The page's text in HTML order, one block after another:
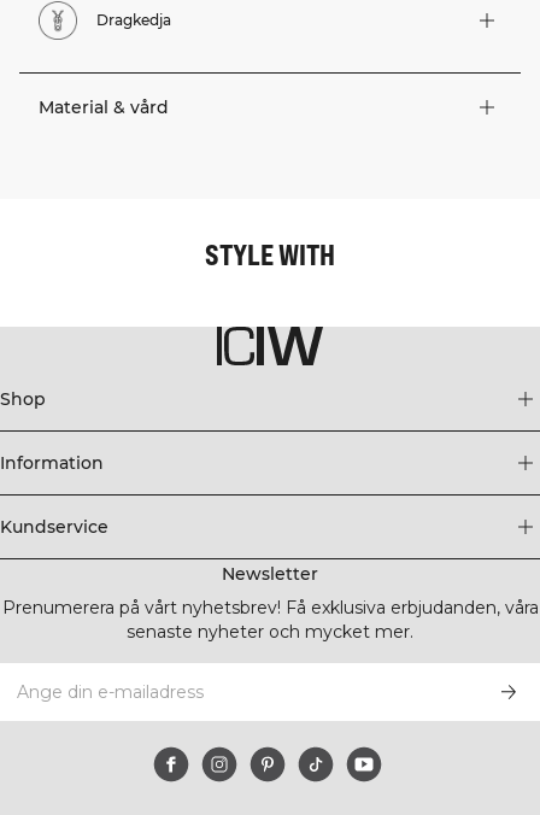
Dragkedja
Material & vård
STYLE WITH
Shop
Information
Kundservice
Newsletter
Prenumerera på vårt nyhetsbrev! Få exklusiva erbjudanden, våra
senaste nyheter och mycket mer.